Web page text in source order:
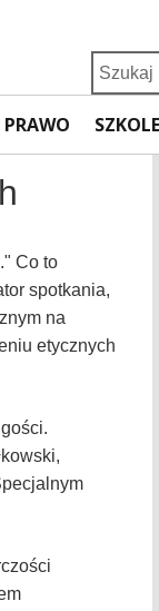
Search
for:
PRAWO
Co to
spotkania,
na
etycznych